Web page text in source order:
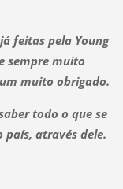
feitas pela Young
sempre muito
muito obrigado.
todo o que se
país, através dele.